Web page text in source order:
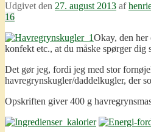
Udgivet den 27. august 2013 af
16
Okay, den her
konfekt etc., at du måske spørger dig
Det gør jeg, fordi jeg med stor
havregrynskugler/daddelkugler, der
Opskriften giver 400 g